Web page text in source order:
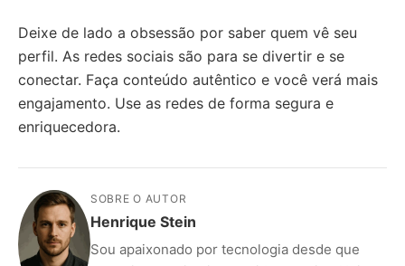
Deixe de lado a obsessão por saber quem vê seu
perfil. As redes sociais são para se divertir e se
conectar. Faça conteúdo autêntico e você verá mais
engajamento. Use as redes de forma segura e
enriquecedora.
SOBRE O AUTOR
Henrique Stein
Sou apaixonado por tecnologia desde que